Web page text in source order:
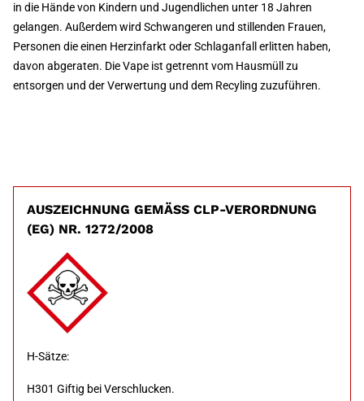
in die Hände von Kindern und Jugendlichen unter 18 Jahren
gelangen. Außerdem wird Schwangeren und stillenden Frauen,
Personen die einen Herzinfarkt oder Schlaganfall erlitten haben,
davon abgeraten. Die Vape ist getrennt vom Hausmüll zu
entsorgen und der Verwertung und dem Recyling zuzuführen.
AUSZEICHNUNG GEMÄSS CLP-VERORDNUNG (
EG) NR. 1272/2008
H-Sätze:
H301 Giftig bei Verschlucken.